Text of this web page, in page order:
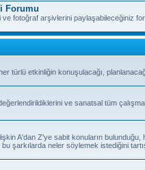
Forumu
ve fotoğraf arşivlerini paylaşabileceğiniz
türlü etkinliğin konuşulacağı,
ve sanatsal tüm
A'dan Z'ye sabit konuların bulunduğu,
şarkılarda neler söylemek istediğini